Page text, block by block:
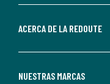
ACERCA DE LA REDOUTE
NUESTRAS MARCAS